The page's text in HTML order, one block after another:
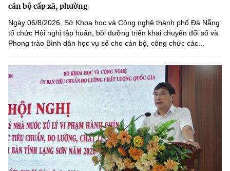
cán bộ cấp xã, phường
Ngày 06/8/2026, Sở Khoa học và Công nghệ thành phố Đà Nẵng
tổ chức Hội nghị tập huấn, bồi dưỡng triển khai chuyển đổi số và
Phong trào Bình dân học vụ số cho cán bộ, công chức các...